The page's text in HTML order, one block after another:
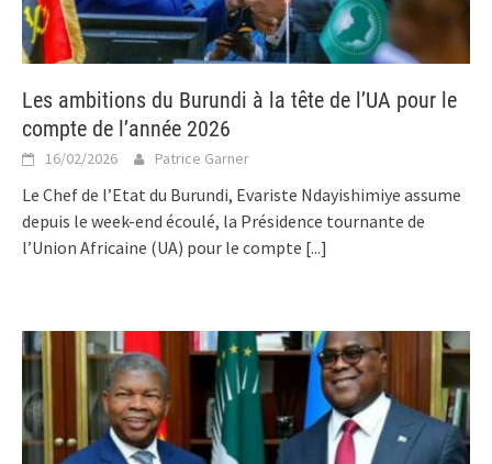
Les ambitions du Burundi à la tête de l’UA pour le
compte de l’année 2026
16/02/2026 Patrice Garner
Le Chef de l’Etat du Burundi, Evariste Ndayishimiye assume
depuis le week-end écoulé, la Présidence tournante de
l’Union Africaine (UA) pour le compte [...]